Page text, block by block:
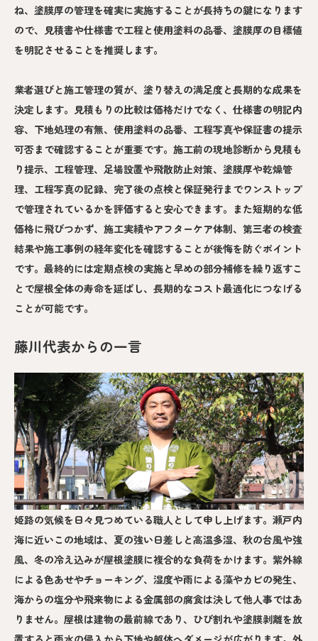
ね、塗膜厚の管理を確実に実施することが長持ちの鍵になります
ので、見積書や仕様書で工程と使用塗料の品番、塗膜厚の目標値
を明記させることを推奨します。
業者選びと施工管理の質が、塗り替えの満足度と長期的な成果を
決定します。見積もりの比較は価格だけでなく、仕様書の明記内
容、下地処理の有無、使用塗料の品番、工程写真や保証書の提示
可否まで確認することが重要です。施工前の現地診断から見積も
り提示、工程管理、足場設置や飛散防止対策、塗膜厚や乾燥管
理、工程写真の記録、完了後の点検と保証発行までワンストップ
で管理されているかを評価すると安心できます。また短期的な低
価格に飛びつかず、施工実績やアフターケア体制、第三者の検査
結果や施工事例の経年変化を確認することが後悔を防ぐポイント
です。最終的には定期点検の実施と早めの部分補修を繰り返すこ
とで屋根全体の寿命を延ばし、長期的なコスト最適化につなげる
ことが可能です。
藤川代表からの一言
姫路の気候を日々見つめている職人として申し上げます。瀬戸内
海に近いこの地域は、夏の強い日差しと高温多湿、秋の台風や強
風、冬の冷え込みが屋根塗膜に複合的な負荷をかけます。紫外線
による色あせやチョーキング、湿度や雨による藻やカビの発生、
海からの塩分や飛来物による金属部の腐食は決して他人事ではあ
りません。屋根は建物の最前線であり、ひび割れや塗膜剥離を放